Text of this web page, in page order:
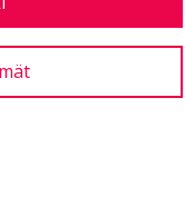
ohjelmiston